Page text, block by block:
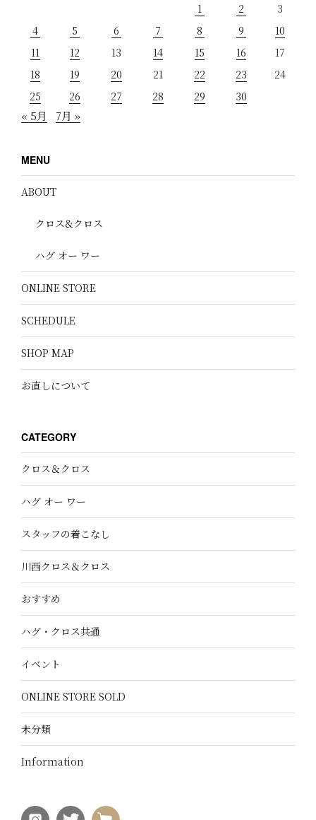
1
2
3
4
5 6 7 8 9
10
11
12 13 14 15 16
17
18
19 20 21 22 23
24
25
26 27 28 29 30
« 5月 7月 »
MENU
ABOUT
クロス&クロス
ハグ オー ワー
ONLINE STORE
SCHEDULE
SHOP MAP
お直しについて
CATEGORY
クロス＆クロス
ハグ オー ワー
スタッフの着こなし
川西クロス＆クロス
おすすめ
ハグ・クロス共通
イベント
ONLINE STORE SOLD
未分類
Information